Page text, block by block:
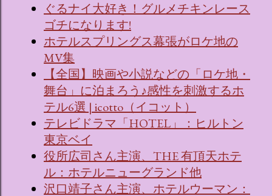
ぐるナイ大好き！グルメチキンレース
ゴチになります!
ホテルスプリングス幕張がロケ地の
MV集
【全国】映画や小説などの「ロケ地・
舞台」に泊まろう♪感性を刺激するホ
テル6選 | icotto（イコット）
テレビドラマ「HOTEL」：ヒルトン
東京ベイ
役所広司さん主演、THE 有頂天ホテ
ル：ホテルニューグランド他
沢口靖子さん主演、ホテルウーマン：